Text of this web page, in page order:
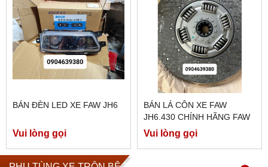
BÁN ĐÈN LED XE FAW JH6
Vui lòng gọi
BÁN LÁ CÔN XE FAW
JH6.430 CHÍNH HÃNG FAW
Vui lòng gọi